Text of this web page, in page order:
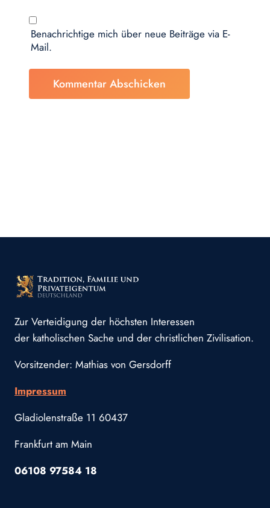
Benachrichtige mich über neue Beiträge via E-
Mail.
Zur Verteidigung der höchsten Interessen
der katholischen Sache und der christlichen Zivilisation.
Vorsitzender: Mathias von Gersdorff
Impressum
Gladiolenstraße 11 60437
Frankfurt am Main
06108 97584 18